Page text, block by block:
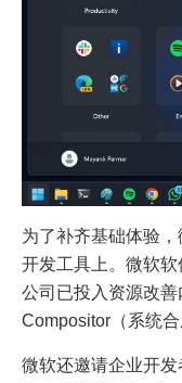
为了补齐基础体验
开发工具上。微软软
公司已投入资源改
Compositor（系统合
微软还邀请企业开